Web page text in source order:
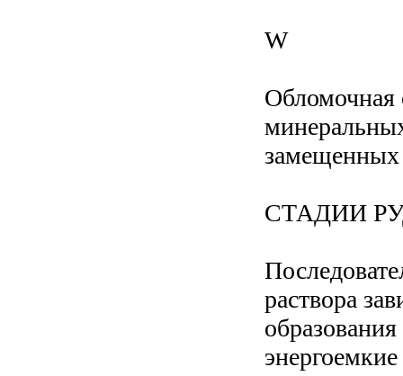
W
Обломочная
СТАДИИ
раствора